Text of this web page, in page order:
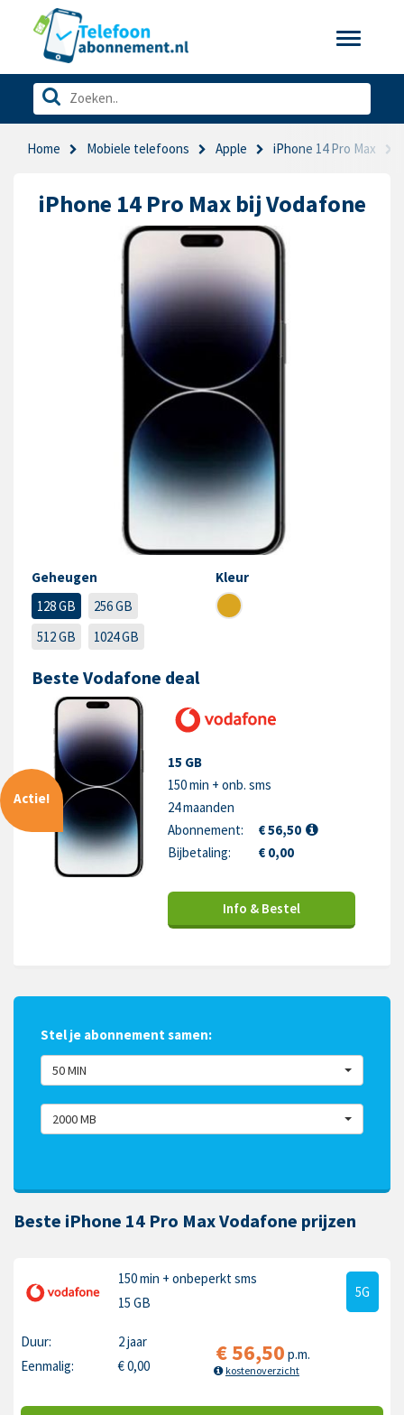
Toggle
Home Mobiele telefoons Apple iPhone 14 Pro Max
iPhone 14 Pro Max bij Vodafone
Geheugen
128 GB
256 GB
512 GB
1024 GB
Kleur
Beste Vodafone deal
Actie!
15 GB
150 min + onb. sms
24 maanden
Abonnement:
€ 56,50
Bijbetaling:
€ 0,00
Info & Bestel
Stel je abonnement samen:
50 MIN
2000 MB
Beste iPhone 14 Pro Max Vodafone prijzen
150 min + onbeperkt sms
15 GB
5G
Duur:
2 jaar
Eenmalig:
€0,00 €56,50 p.m.
kostenoverzicht